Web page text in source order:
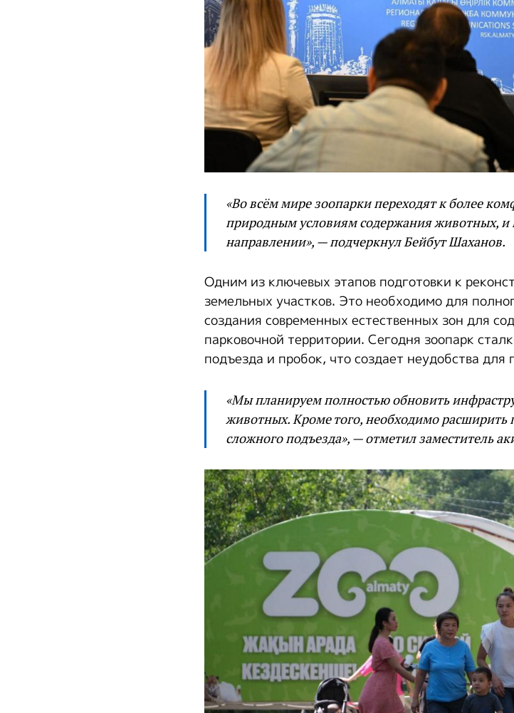
«Во всём мире зоопарки переходят к более
природным условиям содержания животных,
направлении», — подчеркнул Бейбут Шаханов.
Одним из ключевых этапов подготовки к
земельных участков. Это необходимо для
создания современных естественных зон для
парковочной территории. Сегодня зоопарк
подъезда и пробок, что создает неудобства для
«Мы планируем полностью обновить
животных. Кроме того, необходимо
сложного подъезда», — отметил заместитель